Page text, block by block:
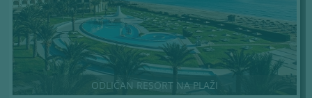
ODLIČAN RESORT NA PLAŽI